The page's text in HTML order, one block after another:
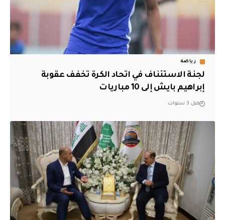
رياضة
لجنة الاستئناف في اتحاد الكرة تخفف عقوبة
إبراهيم بايش إلى 10 مباريات
قبل 3 سنوات